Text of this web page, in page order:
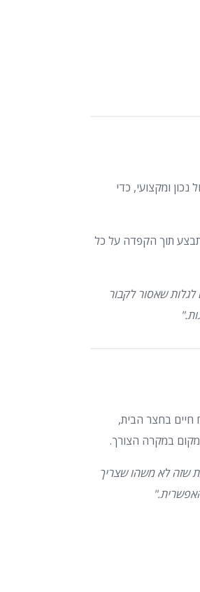
נכון ומקצועי, כדי
תוך הקפדה על כל
שאסור לקבור
חיים בחצר הבית,
המקום במקרה הצורך.
שזה לא משהו שצריך